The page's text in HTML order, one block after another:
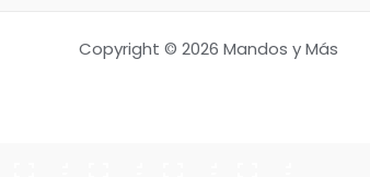
Copyright © 2026 Mandos y Más